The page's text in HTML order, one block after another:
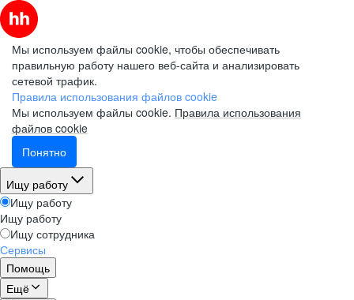
Мы используем файлы cookie, чтобы обеспечивать
правильную работу нашего веб-сайта и анализировать
сетевой трафик.
Правила использования файлов cookie
Мы используем файлы cookie. Правила использования
файлов cookie
Понятно
Ищу работу
Ищу работу
Ищу работу
Ищу сотрудника
Сервисы
Помощь
Ещё